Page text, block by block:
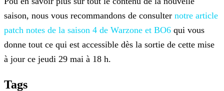
saison, nous vous recommandons de consulter notre article
patch notes de la saison 4 de Warzone et BO6 qui vous
donne tout ce qui est accessible dès la sortie de cette mise
à jour ce jeudi 29 mai à 18 h.
Tags